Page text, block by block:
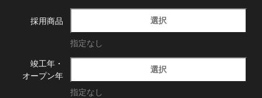
採用商品 選択
指定なし
竣工年・
オープン年
選択
指定なし